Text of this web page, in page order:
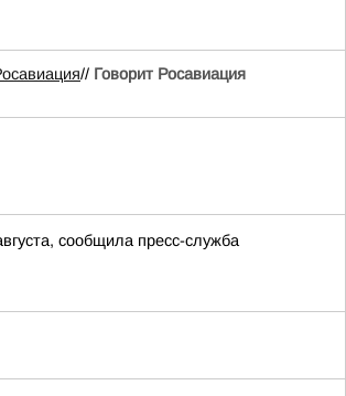
// Говорит Росавиация
сообщила пресс-служба